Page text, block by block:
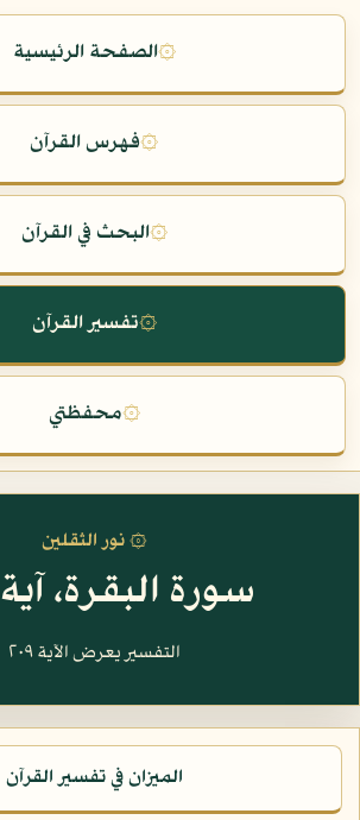
۞الصفحة الرئيسية
۞فهرس القرآن
۞البحث في القرآن
۞تفسير القرآن
۞محفظتي
۞ نور الثقلين
سورة البقرة، آية ٢٠٩
التفسير يعرض الآية ٢٠٩
الميزان في تفسير القرآن